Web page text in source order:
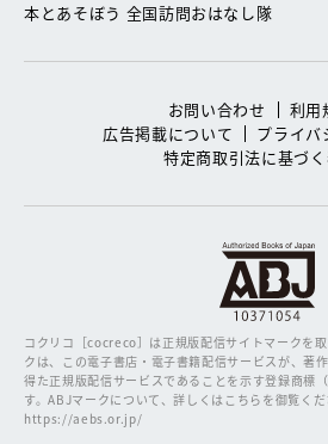
本とあそぼう 全国訪問おはなし隊
お問い合わせ
利用
広告掲載について
プライバ
特定商取引法に基づ
コクリコ［cocreco］は正規版配信サイトマークを
クは、この電子書店・電子書籍配信サービスが、著
得た正規版配信サービスであることを示す登録商標
す。ABJマークについて、詳しくはこちらを御覧くだ
https://aebs.or.jp/